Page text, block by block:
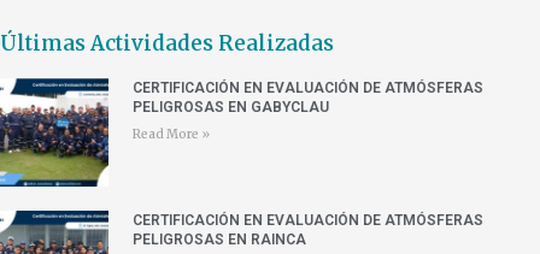
Últimas Actividades Realizadas
CERTIFICACIÓN EN EVALUACIÓN DE ATMÓSFERAS
PELIGROSAS EN GABYCLAU
Read More »
CERTIFICACIÓN EN EVALUACIÓN DE ATMÓSFERAS
PELIGROSAS EN RAINCA